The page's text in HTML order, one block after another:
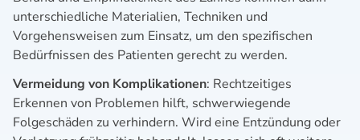
unterschiedliche Materialien, Techniken und
Vorgehensweisen zum Einsatz, um den spezifischen
Bedürfnissen des Patienten gerecht zu werden.
Vermeidung von Komplikationen: Rechtzeitiges
Erkennen von Problemen hilft, schwerwiegende
Folgeschäden zu verhindern. Wird eine Entzündung oder